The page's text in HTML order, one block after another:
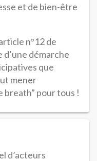
et de bien-être
n°12 de
d’une démarche
que
mener
breath” pour tous !
d’acteurs